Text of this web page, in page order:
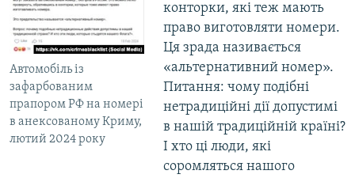
Автомобіль із
зафарбованим
прапором РФ на номері
в анексованому Криму,
лютий 2024 року
конторки, які теж мають
право виготовляти номери.
Ця зрада називається
«альтернативний номер».
Питання: чому подібні
нетрадиційні дії допустимі
в нашій традиційній країні?
І хто ці люди, які
соромляться нашого